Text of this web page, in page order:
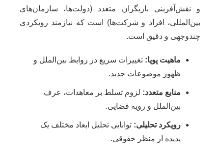
و نقش‌آفرینی بازیگران متعدد (دولت‌ها، سازمان‌های
بین‌المللی، افراد و شرکت‌ها) است که نیازمند رویکردی
چندوجهی و دقیق است.
ماهیت پویا: تغییرات سریع در روابط بین‌الملل و
ظهور موضوعات جدید.
منابع متعدد: لزوم تسلط بر معاهدات، عرف
بین‌الملل و رویه قضایی.
رویکرد تحلیلی: توانایی تحلیل ابعاد مختلف یک
پدیده از منظر حقوقی.